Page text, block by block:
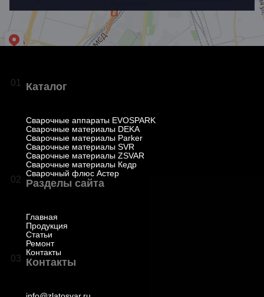
01 Каталог
Сварочные аппараты EVOSPARK
Сварочные материалы DEKA
Сварочные материалы Parker
Сварочные материалы SVR
Сварочные материалы ZSVAR
Сварочные материалы Кедр
Сварочный флюс Астер
02 Разделы сайта
Главная
Продукция
Статьи
Ремонт
Контакты
03 Контакты